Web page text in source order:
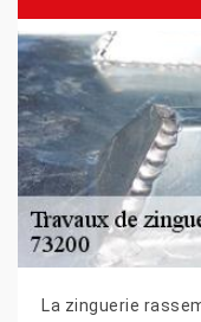
La zinguerie